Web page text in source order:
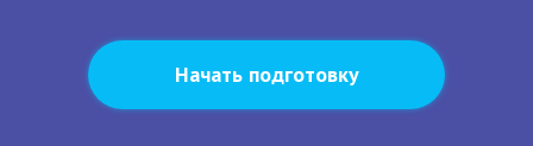
Начать подготовку